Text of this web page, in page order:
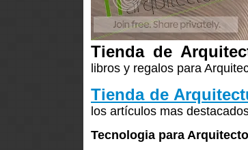
Tienda de
libros y regalos para
Tienda de
los artículos mas
Tecnologia para